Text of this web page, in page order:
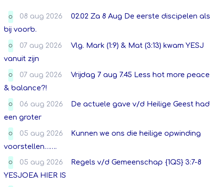
O 08 aug 2026
02.02 Za 8 Aug De eerste discipelen als
bij voorb.
O 07 aug 2026
Vlg. Mark (1:9) & Mat (3:13) kwam YESJ
vanuit zijn
O 07 aug 2026
Vrijdag 7 aug 7.45 Less hot more peace
& balance?!
O 06 aug 2026
De actuele gave v/d Heilige Geest had
een groter
O 05 aug 2026
Kunnen we ons die heilige opwinding
voorstellen…….
O 05 aug 2026
Regels v/d Gemeenschap {1QS} 3:7-8
YESJOEA HIER IS